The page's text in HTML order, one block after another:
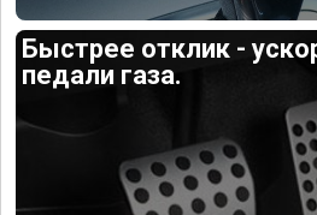
Быстрее отклик -
педали газа.